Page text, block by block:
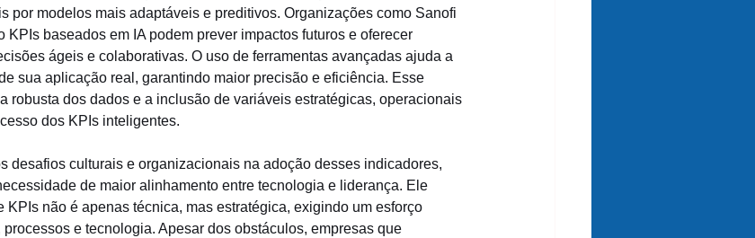
por modelos mais adaptáveis e preditivos. Organizações como Sanofi
KPIs baseados em IA podem prever impactos futuros e oferecer
ágeis e colaborativas. O uso de ferramentas avançadas ajuda a
sua aplicação real, garantindo maior precisão e eficiência. Esse
robusta dos dados e a inclusão de variáveis estratégicas, operacionais
dos KPIs inteligentes.
desafios culturais e organizacionais na adoção desses indicadores,
de maior alinhamento entre tecnologia e liderança. Ele
KPIs não é apenas técnica, mas estratégica, exigindo um esforço
e tecnologia. Apesar dos obstáculos, empresas que